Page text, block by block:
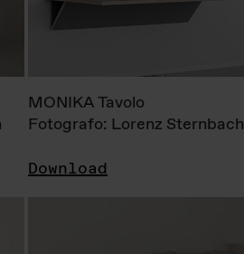
MONIKA Tavolo
Fotografo: Lorenz Sternbach
Download